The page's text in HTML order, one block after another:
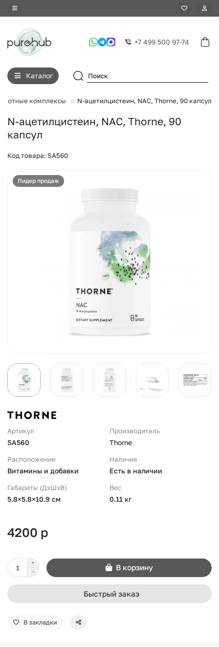
+7 499 500 97-74
Каталог
комплексы N-ацетилцистеин, NAC, Thorne, 90 капсул
N-ацетилцистеин, NAC, Thorne, 90
капсул
Код товара: SA560
Лидер продаж
Артикул
SA560
Производитель
Thorne
Расположение
Витамины и добавки
Наличие
Есть в наличии
Габариты (ДхШхВ)
5.8×5.8×10.9 см
Вес
0.11 кг
4200 р
В корзину
Быстрый заказ
В закладки